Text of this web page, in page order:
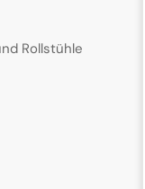
Rollstühle